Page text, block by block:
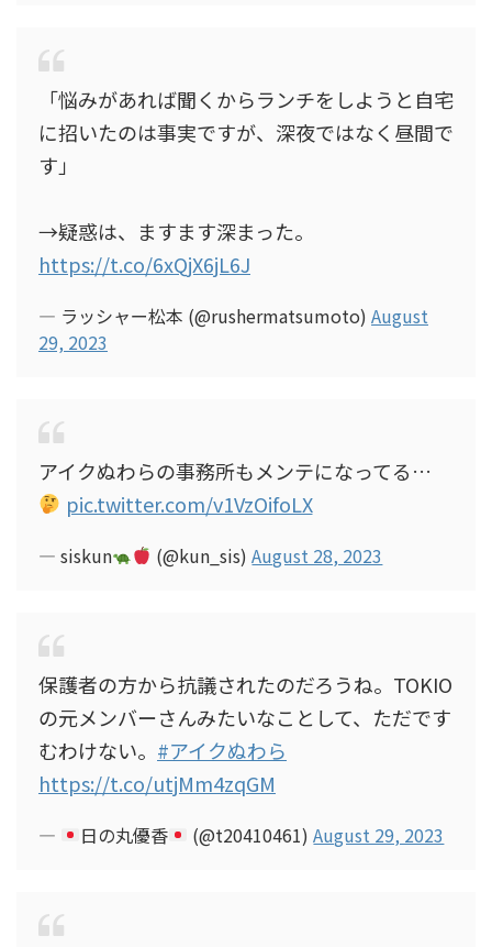
「悩みがあれば聞くからランチをしようと自宅
に招いたのは事実ですが、深夜ではなく昼間で
す」
→疑惑は、ますます深まった。
https://t.co/6xQjX6jL6J
— ラッシャー松本 (@rushermatsumoto) August
29, 2023
アイクぬわらの事務所もメンテになってる…
pic.twitter.com/v1VzOifoLX
— siskun (@kun_sis)August 28, 2023
保護者の方から抗議されたのだろうね。TOKIO
の元メンバーさんみたいなことして、ただです
むわけない。 #アイクぬわら
https://t.co/utjMm4zqGM
— 日の丸優香 (@t20410461)August 29, 2023